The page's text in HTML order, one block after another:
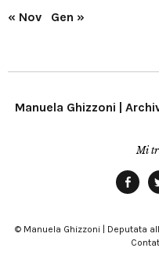
« Nov Gen »
Manuela Ghizzoni |
Mi
© Manuela Ghizzoni | Deputata